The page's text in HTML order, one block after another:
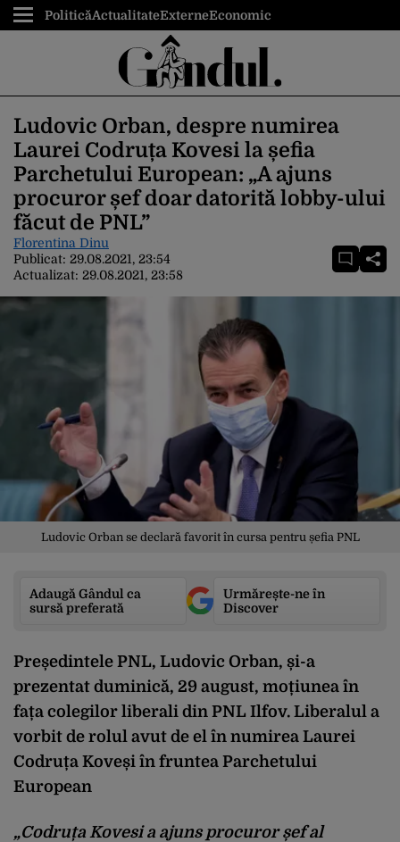
PoliticăActualitateExterneEconomic
Ludovic Orban, despre numirea
Laurei Codruța Kovesi la șefia
Parchetului European: „A ajuns
procuror șef doar datorită lobby-ului
făcut de PNL”
Florentina Dinu
Publicat: 29.08.2021, 23:54
Actualizat: 29.08.2021, 23:58
Ludovic Orban se declară favorit în cursa pentru șefia PNL
Adaugă Gândul ca
sursă preferată
Urmărește-ne în
Discover
Președintele PNL, Ludovic Orban, și-a
prezentat duminică, 29 august, moțiunea în
fața colegilor liberali din PNL Ilfov. Liberalul a
vorbit de rolul avut de el în numirea Laurei
Codruța Koveși în fruntea Parchetului
European
„Codruța Kovesi a ajuns procuror șef al